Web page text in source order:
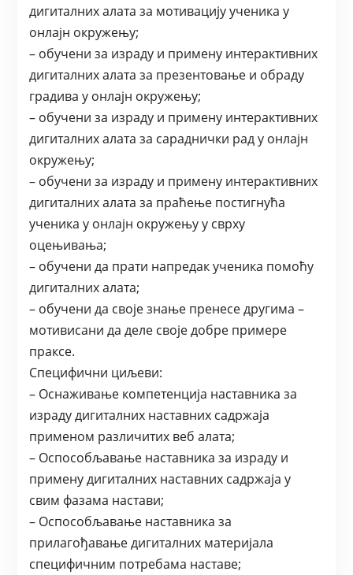
дигиталних алата за мотивацију ученика у
онлајн окружењу;
– обучени за израду и примену интерактивних
дигиталних алата за презентовање и обраду
градива у онлајн окружењу;
– обучени за израду и примену интерактивних
дигиталних алата за сараднички рад у онлајн
окружењу;
– обучени за израду и примену интерактивних
дигиталних алата за праћење постигнућа
ученика у онлајн окружењу у сврху
оцењивања;
– обучени да прати напредак ученика помоћу
дигиталних алата;
– обучени да своје знање пренесе другима –
мотивисани да деле своје добре примере
праксе.
Специфични циљеви:
– Оснаживање компетенција наставника за
израду дигиталних наставних садржаја
применом различитих веб алата;
– Оспособљавање наставника за израду и
примену дигиталних наставних садржаја у
свим фазама настави;
– Оспособљавање наставника за
прилагођавање дигиталних материјала
специфичним потребама наставе;